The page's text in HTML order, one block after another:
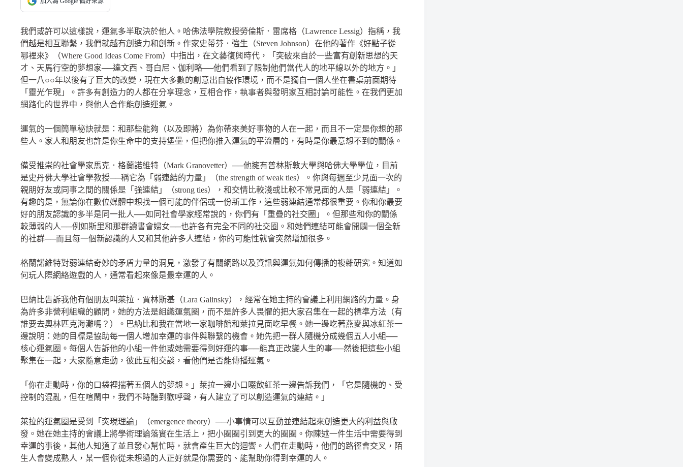
我們或許可以這樣說，運氣多半取決於他人。哈佛法學院教授勞倫斯．雷席格（Lawrence Lessig）指稱，我
們越是相互聯繫，我們就越有創造力和創新。作家史蒂芬．強生（Steven Johnson）在他的著作《好點子從
哪裡來》（Where Good Ideas Come From）中指出，在文藝復興時代，「突破來自於一些富有創新思想的天
才、天馬行空的夢想家──達文西、哥白尼、伽利略──他們看到了限制他們當代人的地平線以外的地方。」
但一八○○年以後有了巨大的改變，現在大多數的創意出自協作環境，而不是獨自一個人坐在書桌前面期待
「靈光乍現」。許多有創造力的人都在分享理念，互相合作，執事者與發明家互相討論可能性。在我們更加
網路化的世界中，與他人合作能創造運氣。
運氣的一個簡單秘訣就是：和那些能夠（以及即將）為你帶來美好事物的人在一起，而且不一定是你想的那
些人。家人和朋友也許是你生命中的支持堡壘，但把你推入運氣的平流層的，有時是你最意想不到的關係。
備受推崇的社會學家馬克．格蘭諾維特（Mark Granovetter）──他擁有普林斯敦大學與哈佛大學學位，目前
是史丹佛大學社會學教授──稱它為「弱連結的力量」（the strength of weak ties）。你與每週至少見面一次的
親朋好友或同事之間的關係是「強連結」（strong ties），和交情比較淺或比較不常見面的人是「弱連結」。
有趣的是，無論你在數位媒體中想找一個可能的伴侶或一份新工作，這些弱連結通常都很重要。你和你最要
好的朋友認識的多半是同一批人──如同社會學家經常說的，你們有「重疊的社交圈」。但那些和你的關係
較薄弱的人──例如斯里和那群讀書會婦女──也許各有完全不同的社交圈。和她們連結可能會開闢一個全新
的社群──而且每一個新認識的人又和其他許多人連結，你的可能性就會突然增加很多。
格蘭諾維特對弱連結奇妙的矛盾力量的洞見，激發了有關網路以及資訊與運氣如何傳播的複雜研究。知道如
何玩人際網絡遊戲的人，通常看起來像是最幸運的人。
巴納比告訴我他有個朋友叫萊拉．賈林斯基（Lara Galinsky），經常在她主持的會議上利用網路的力量。身
為許多非營利組織的顧問，她的方法是組織運氣圈，而不是許多人畏懼的把大家召集在一起的標準方法（有
誰要去奧林匹克海灘嗎？）。巴納比和我在當地一家咖啡館和萊拉見面吃早餐。她一邊吃著燕麥與冰紅茶一
邊說明：她的目標是協助每一個人增加幸運的事件與聯繫的機會。她先把一群人隨機分成幾個五人小組──
核心運氣圈。每個人告訴他的小組一件他或她需要得到好運的事──能真正改變人生的事──然後把這些小組
聚集在一起，大家隨意走動，彼此互相交談，看他們是否能傳播運氣。
「你在走動時，你的口袋裡揣著五個人的夢想。」萊拉一邊小口啜飲紅茶一邊告訴我們，「它是隨機的、受
控制的混亂，但在喧鬧中，我們不時聽到歡呼聲，有人建立了可以創造運氣的連結。」
萊拉的運氣圈是受到「突現理論」（emergence theory）──小事情可以互動並連結起來創造更大的利益與啟
發。她在她主持的會議上將學術理論落實在生活上，把小圈圈引到更大的圈圈。你陳述一件生活中需要得到
幸運的事後，其他人知道了並且發心幫忙時，就會產生巨大的迴響。人們在走動時，他們的路徑會交叉，陌
生人會變成熟人，某一個你從未想過的人正好就是你需要的、能幫助你得到幸運的人。